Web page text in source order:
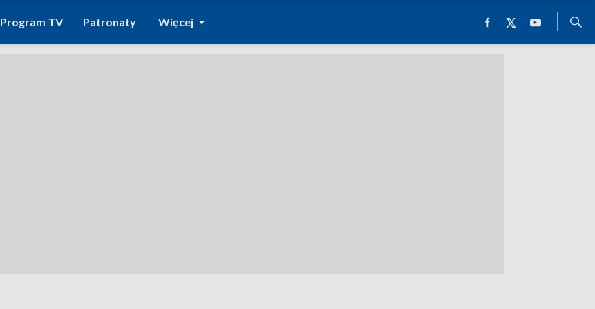
Program TV Patronaty Więcej